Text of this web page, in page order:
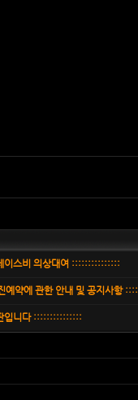
스비 의상대여 :::::::::::::::
약에 관한 안내 및 공지사항
입니다 :::::::::::::::